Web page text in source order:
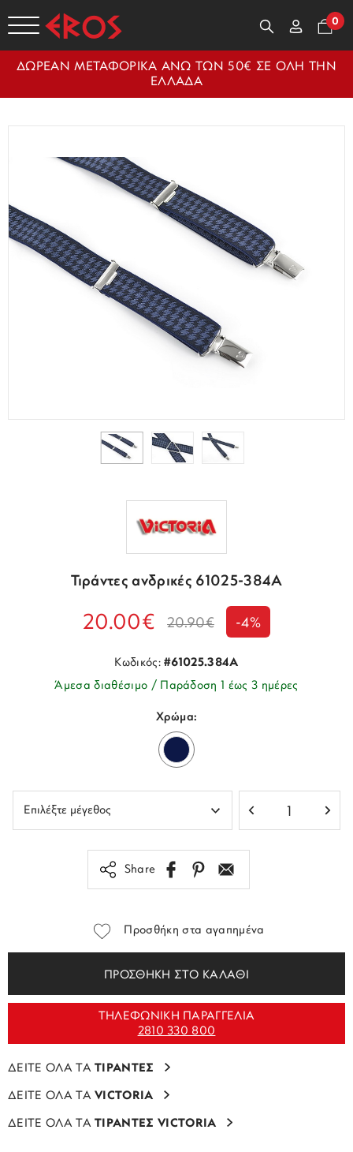
0
ΔΩΡΕΑΝ ΜΕΤΑΦΟΡΙΚΑ ΑΝΩ ΤΩΝ 50€ ΣΕ ΟΛΗ ΤΗΝ
ΕΛΛΑΔΑ
Τιράντες ανδρικές 61025-384A
20.00€ 20.90€ -4%
Κωδικός:#61025.384A
Άμεσα διαθέσιμο / Παράδοση 1 έως 3 ημέρες
Χρώμα:
Share
Προσθήκη στα αγαπημένα
ΠΡΟΣΘΗΚΗ ΣΤΟ ΚΑΛΑΘΙ
ΤΗΛΕΦΩΝΙΚΗ ΠΑΡΑΓΓΕΛΙΑ
2810 330 800
ΔΕΙΤΕ ΟΛΑ ΤΑΤΙΡΑΝΤΕΣ
ΔΕΙΤΕ ΟΛΑ ΤΑVICTORIA
ΔΕΙΤΕ ΟΛΑ ΤΑΤΙΡΑΝΤΕΣ VICTORIA